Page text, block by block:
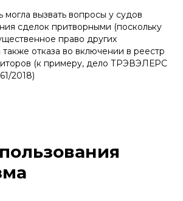
вызвать вопросы у судов
сделок притворными (поскольку
право других
отказа во включении в реестр
(к примеру, дело ТРЭВЭЛЕРС
2018)